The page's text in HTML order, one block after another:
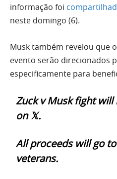
informação foi
neste domingo (6).
Musk também revelou que
evento serão direcionados
especificamente para
Zuck v Musk fight
on 𝕏.
All proceeds will go
veterans.